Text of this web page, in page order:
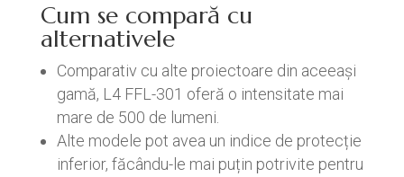
Cum se compară cu
alternativele
Comparativ cu alte proiectoare din aceeași
gamă, L4 FFL-301 oferă o intensitate mai
mare de 500 de lumeni.
Alte modele pot avea un indice de protecție
inferior, făcându-le mai puțin potrivite pentru